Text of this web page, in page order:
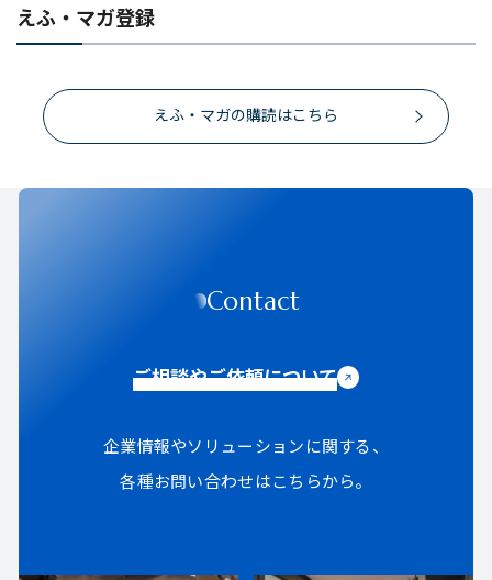
えふ・マガ登録
えふ・マガの購読はこちら
Contact
ご相談やご依頼について
企業情報やソリューションに関する、
各種お問い合わせはこちらから。